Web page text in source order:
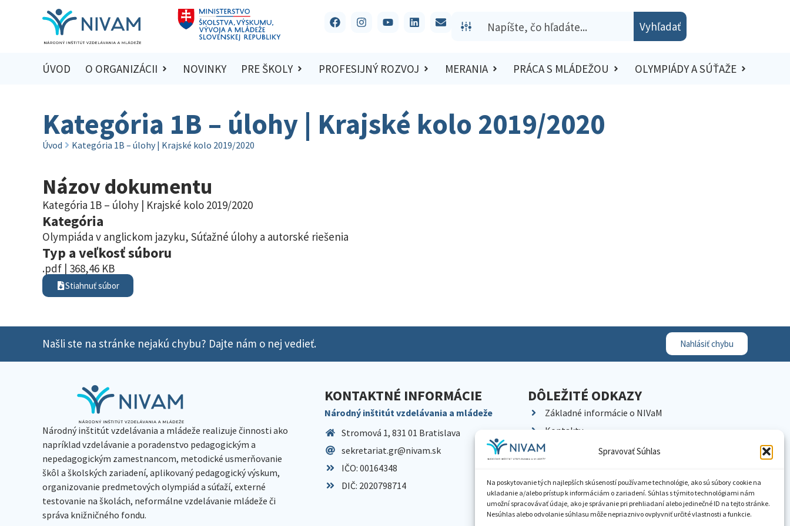
Spravovať Súhlas
Na poskytovanie tých najlepších skúseností používame technológie, ako sú súbory cookie na
ukladanie a/alebo prístup k informáciám o zariadení. Súhlas s týmito technológiami nám
umožní spracovávať údaje, ako je správanie pri prehliadaní alebo jedinečné ID na tejto stránke.
Nesúhlas alebo odvolanie súhlasu môže nepriaznivo ovplyvniť určité vlastnosti a funkcie.
Vyhľadať
ÚVOD O ORGANIZÁCII NOVINKY PRE ŠKOLY PROFESIJNÝ ROZVOJ MERANIA PRÁCA S MLÁDEŽOU OLYMPIÁDY A SÚŤAŽE
Kategória 1B – úlohy | Krajské kolo 2019/2020
Úvod Kategória 1B – úlohy | Krajské kolo 2019/2020
Názov dokumentu
Kategória 1B – úlohy | Krajské kolo 2019/2020
Kategória
Olympiáda v anglickom jazyku, Súťažné úlohy a autorské riešenia
Typ a veľkosť súboru
.pdf | 368,46 KB
Stiahnuť súbor
Našli ste na stránke nejakú chybu? Dajte nám o nej vedieť. Nahlásiť chybu
Národný inštitút vzdelávania a mládeže realizuje činnosti ako
napríklad vzdelávanie a poradenstvo pedagogickým a
nepedagogickým zamestnancom, metodické usmerňovanie
škôl a školských zariadení, aplikovaný pedagogický výskum,
organizovanie predmetových olympiád a súťaží, externé
testovanie na školách, neformálne vzdelávanie mládeže či
správa knižničného fondu.
KONTAKTNÉ INFORMÁCIE
Národný inštitút vzdelávania a mládeže
Stromová 1, 831 01 Bratislava
sekretariat.gr@nivam.sk
IČO: 00164348
DIČ: 2020798714
DÔLEŽITÉ ODKAZY
Základné informácie o NIVaM
Kontakty
Kariéra
Pracoviská NIVaM
Dokumenty inštitúcie
Knižnica